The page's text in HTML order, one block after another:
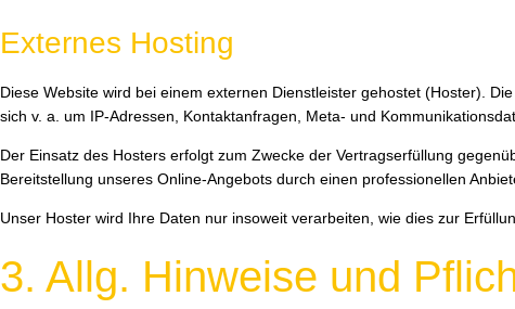
Externes Hosting
Diese Website wird bei einem externen Dienstleister gehostet (Hoster).
sich v. a. um IP-Adressen, Kontaktanfragen, Meta- und
Der Einsatz des Hosters erfolgt zum Zwecke der Vertragserfüllung
Bereitstellung unseres Online-Angebots durch einen professionellen
Unser Hoster wird Ihre Daten nur insoweit verarbeiten, wie dies zur
3. Allg. Hinweise und